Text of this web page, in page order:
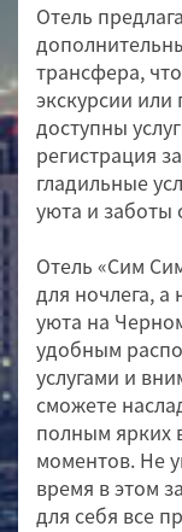
Отель
трансфера,
экскурсии или
доступны
регистрация
гладильные
уюта и заботы
Отель «Сим
для ночлега,
уюта на
удобным
услугами и
сможете
полным ярких
моментов. Не
время в этом
для себя все